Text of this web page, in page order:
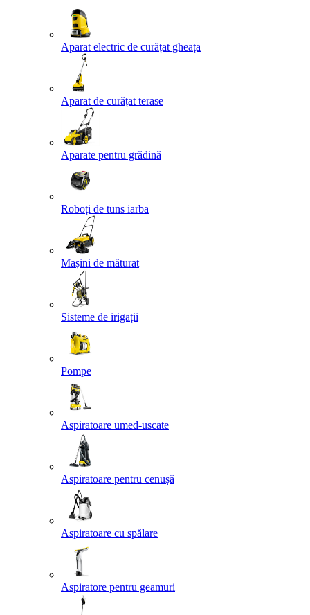
Aparat electric de curățat gheața
Aparat de curățat terase
Aparate pentru grădină
Roboți de tuns iarba
Mașini de măturat
Sisteme de irigații
Pompe
Aspiratoare umed-uscate
Aspiratoare pentru cenușă
Aspiratoare cu spălare
Aspiratore pentru geamuri